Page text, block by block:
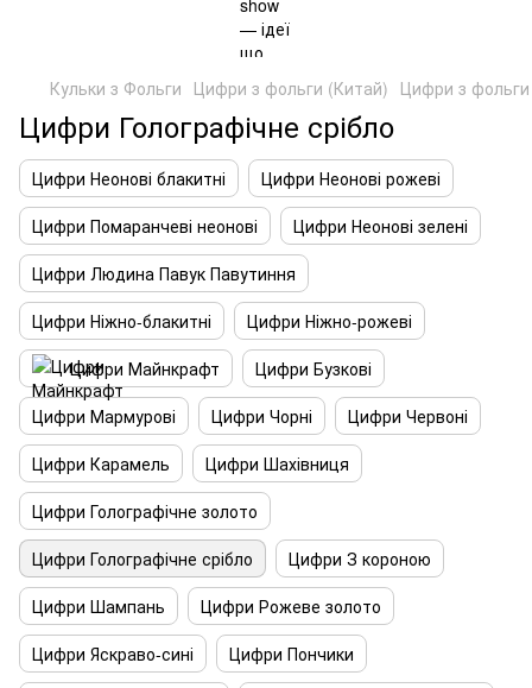
Кульки з Фольги Цифри з фольги (Китай) Цифри з
Цифри Голографічне срібло
Цифри Неонові блакитні
Цифри Неонові рожеві
Цифри Помаранчеві неонові
Цифри Неонові зелені
Цифри Людина Павук Павутиння
Цифри Ніжно-блакитні
Цифри Ніжно-рожеві
Цифри Майнкрафт
Цифри Бузкові
Цифри Мармурові
Цифри Чорні
Цифри Червоні
Цифри Карамель
Цифри Шахівниця
Цифри Голографічне золото
Цифри Голографічне срібло
Цифри З короною
Цифри Шампань
Цифри Рожеве золото
Цифри Яскраво-сині
Цифри Пончики